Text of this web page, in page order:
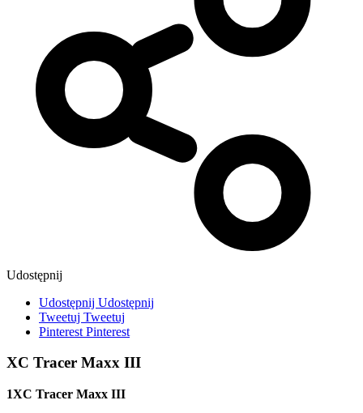
Udostępnij
Udostępnij Udostępnij
Tweetuj Tweetuj
Pinterest Pinterest
XC Tracer Maxx III
1XC Tracer Maxx III